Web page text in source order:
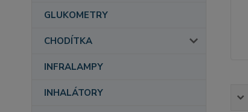
GLUKOMETRY
CHODÍTKA
INFRALAMPY
INHALÁTORY